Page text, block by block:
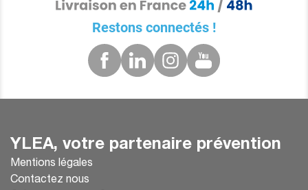
Restons connectés !
YLEA, votre partenaire prévention
Mentions légales
Contactez nous